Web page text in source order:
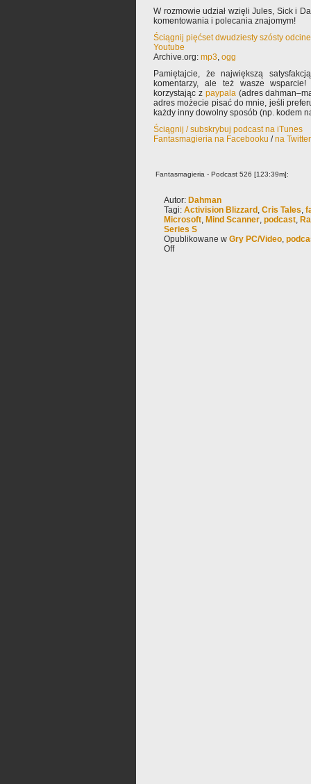
W rozmowie udział wzięli Jules, Sick i
komentowania i polecania znajomym!
Ściągnij pięćset dwudziesty szósty
Youtube
Archive.org: mp3, ogg
Pamiętajcie, że największą
komentarzy, ale też wasze
korzystając z paypala(adres
adres możecie pisać do mnie, jeśli
każdy inny dowolny sposób (np. kodem
Ściągnij / subskrybuj podcast na iTunes
Fantasmagieria na Facebooku /na
Fantasmagieria - Podcast 526 [123:39m]:
Autor: Dahman
Tagi: Activision Blizzard , Cris Tales,
Microsoft, Mind Scanner, podcast,
Series S
Opublikowane w Gry PC/Video,
Off